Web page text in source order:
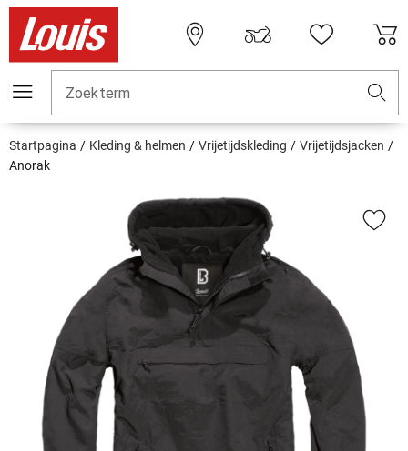
Zoekterm
Startpagina Kleding & helmen Vrijetijdskleding
Vrijetijdsjacken
Anorak